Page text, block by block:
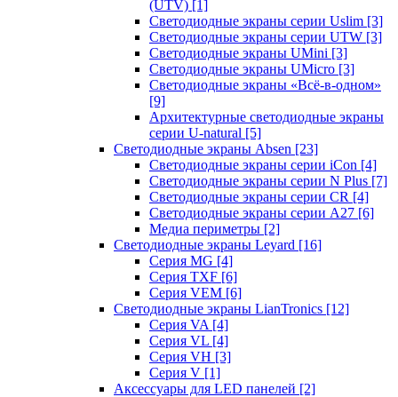
(UTV) [1]
Светодиодные экраны серии Uslim [3]
Светодиодные экраны серии UTW [3]
Светодиодные экраны UMini [3]
Светодиодные экраны UMicro [3]
Светодиодные экраны «Всё-в-одном»
[9]
Архитектурные светодиодные экраны
серии U-natural [5]
Светодиодные экраны Absen [23]
Светодиодные экраны серии iCon [4]
Светодиодные экраны серии N Plus [7]
Светодиодные экраны серии CR [4]
Светодиодные экраны серии А27 [6]
Медиа периметры [2]
Светодиодные экраны Leyard [16]
Серия MG [4]
Серия TXF [6]
Серия VEM [6]
Светодиодные экраны LianTronics [12]
Серия VA [4]
Серия VL [4]
Серия VH [3]
Серия V [1]
Аксессуары для LED панелей [2]